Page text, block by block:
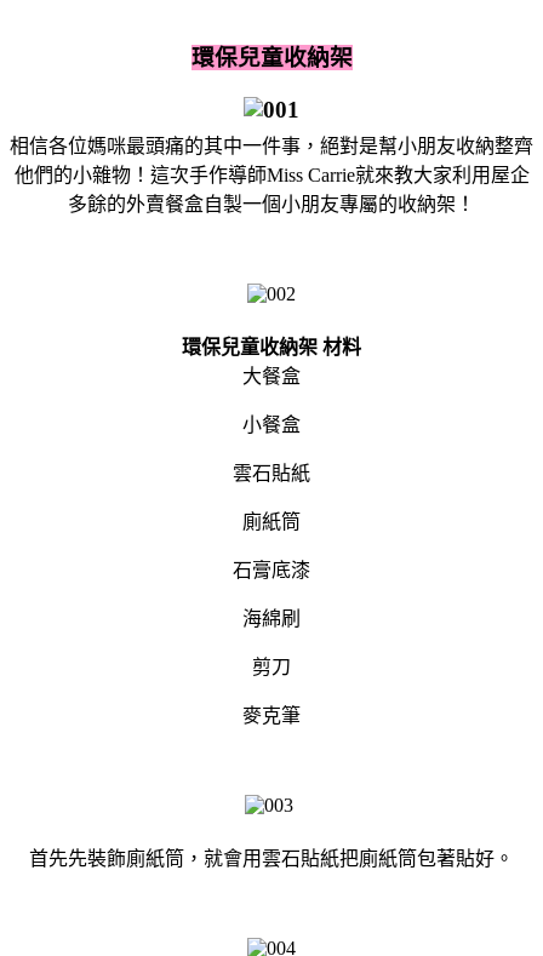
環保兒童收納架
相信各位媽咪最頭痛的其中一件事，絕對是幫小朋友收納整齊
他們的小雜物！這次手作導師Miss Carrie就來教大家利用屋企
多餘的外賣餐盒自製一個小朋友專屬的收納架！
環保兒童收納架 材料
大餐盒
小餐盒
雲石貼紙
廁紙筒
石膏底漆
海綿刷
剪刀
麥克筆
首先先裝飾廁紙筒，就會用雲石貼紙把廁紙筒包著貼好。